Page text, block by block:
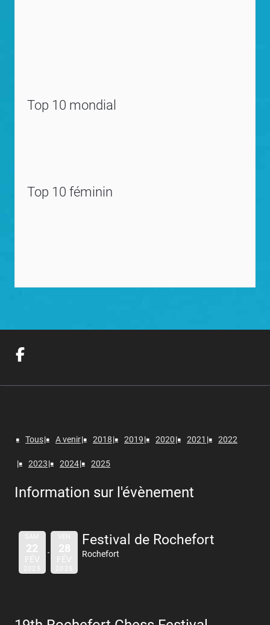
Top 10 mondial
Top 10 féminin
Tous A venir 2018 2019 2020 2021 2022
2023 2024 2025
Information sur l'évènement
SAM
22
FÉV
2025
VEN
28
FÉV
2025
Festival de Rochefort
Rochefort